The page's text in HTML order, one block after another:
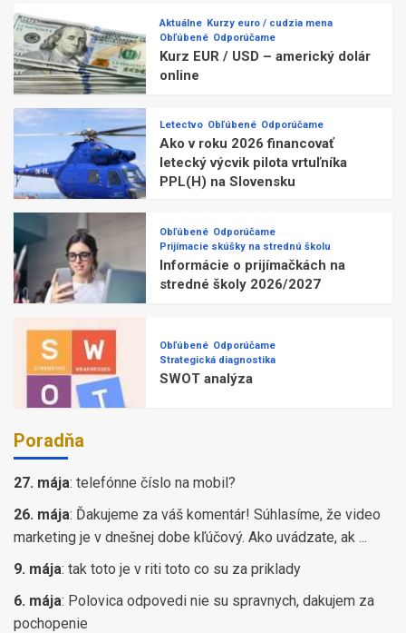
Aktuálne Kurzy euro / cudzia mena
Obľúbené Odporúčame
Kurz EUR / USD – americký dolár
online
Letectvo Obľúbené Odporúčame
Ako v roku 2026 financovať
letecký výcvik pilota vrtuľníka
PPL(H) na Slovensku
Obľúbené Odporúčame
Prijímacie skúšky na strednú školu
Informácie o prijímačkách na
stredné školy 2026/2027
Obľúbené Odporúčame
Strategická diagnostika
SWOT analýza
Poradňa
27. mája: telefónne číslo na mobil?
26. mája: Ďakujeme za váš komentár! Súhlasíme, že video
marketing je v dnešnej dobe kľúčový. Ako uvádzate, ak ...
9. mája: tak toto je v riti toto co su za priklady
6. mája: Polovica odpovedi nie su spravnych, dakujem za
pochopenie